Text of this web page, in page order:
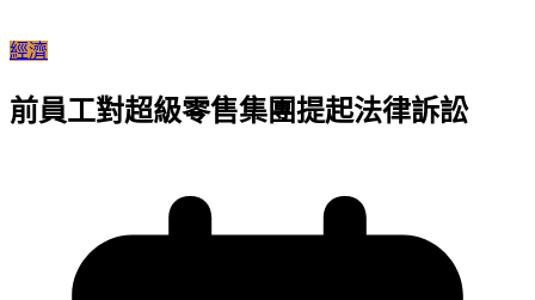
經濟
前員工對超級零售集團提起法律訴訟